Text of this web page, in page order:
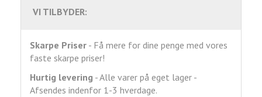
VI TILBYDER:
Skarpe Priser - Få mere for dine penge med vores
faste skarpe priser!
Hurtig levering - Alle varer på eget lager -
Afsendes indenfor 1-3 hverdage.